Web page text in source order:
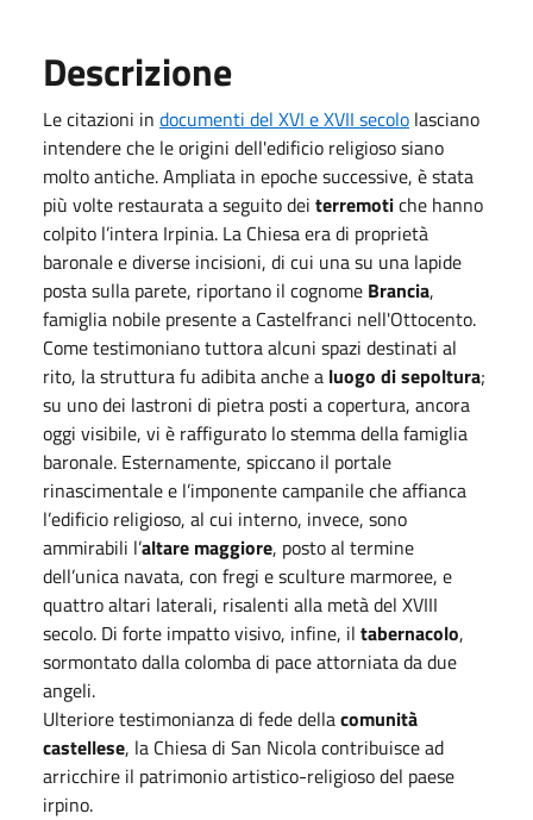
Descrizione
Le citazioni in documenti del XVI e XVII secolo lasciano
intendere che le origini dell'edificio religioso siano
molto antiche. Ampliata in epoche successive, è stata
più volte restaurata a seguito dei terremotiche hanno
colpito l’intera Irpinia. La Chiesa era di proprietà
baronale e diverse incisioni, di cui una su una lapide
posta sulla parete, riportano il cognome Brancia,
famiglia nobile presente a Castelfranci nell'Ottocento.
Come testimoniano tuttora alcuni spazi destinati al
rito, la struttura fu adibita anche a luogo di sepoltura;
su uno dei lastroni di pietra posti a copertura, ancora
oggi visibile, vi è raffigurato lo stemma della famiglia
baronale. Esternamente, spiccano il portale
rinascimentale e l’imponente campanile che affianca
l’edificio religioso, al cui interno, invece, sono
ammirabili l’altare maggiore, posto al termine
dell’unica navata, con fregi e sculture marmoree, e
quattro altari laterali, risalenti alla metà del XVIII
secolo. Di forte impatto visivo, infine, il tabernacolo,
sormontato dalla colomba di pace attorniata da due
angeli.
Ulteriore testimonianza di fede dellacomunità
castellese, la Chiesa di San Nicola contribuisce ad
arricchire il patrimonio artistico-religioso del paese
irpino.